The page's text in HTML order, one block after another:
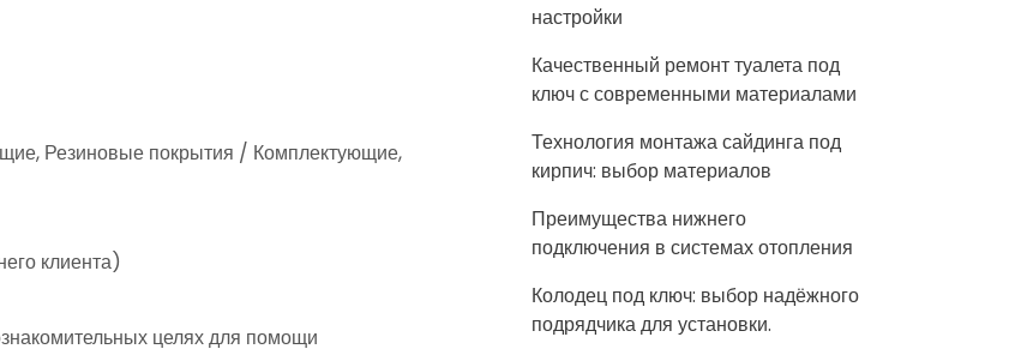
Резиновые покрытия / Комплектующие,
клиента)
целях для помощи
настройки
Качественный ремонт туалета под
ключ с современными материалами
Технология монтажа сайдинга под
кирпич: выбор материалов
Преимущества нижнего
подключения в системах отопления
Колодец под ключ: выбор надёжного
подрядчика для установки.